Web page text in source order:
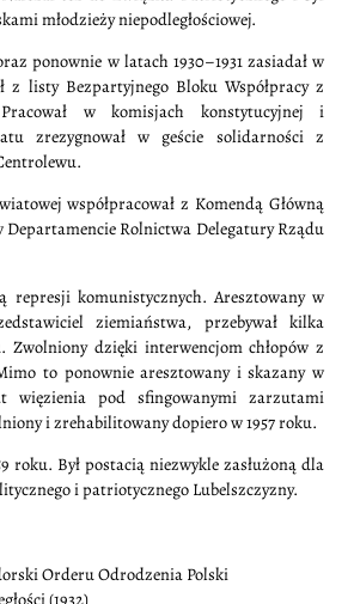
młodzieży niepodległościowej.
ponownie w latach 1930–1931 zasiadał w
z listy Bezpartyjnego Bloku Współpracy z
w komisjach konstytucyjnej i
zrezygnował w geście solidarności z
współpracował z Komendą Główną
Departamencie Rolnictwa Delegatury Rządu
represji komunistycznych. Aresztowany w
ziemiaństwa, przebywał kilka
Zwolniony dzięki interwencjom chłopów z
to ponownie aresztowany i skazany w
więzienia pod sfingowanymi zarzutami
i zrehabilitowany dopiero w 1957 roku.
roku. Był postacią niezwykle zasłużoną dla
i patriotycznego Lubelszczyzny.
Orderu Odrodzenia Polski
(1932)